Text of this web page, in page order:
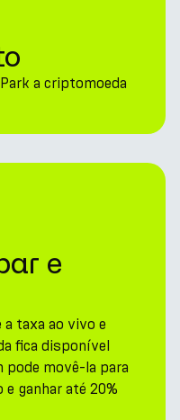
a criptomoeda
e
a taxa ao vivo e
fica disponível
pode movê-la para
ganhar até 20%